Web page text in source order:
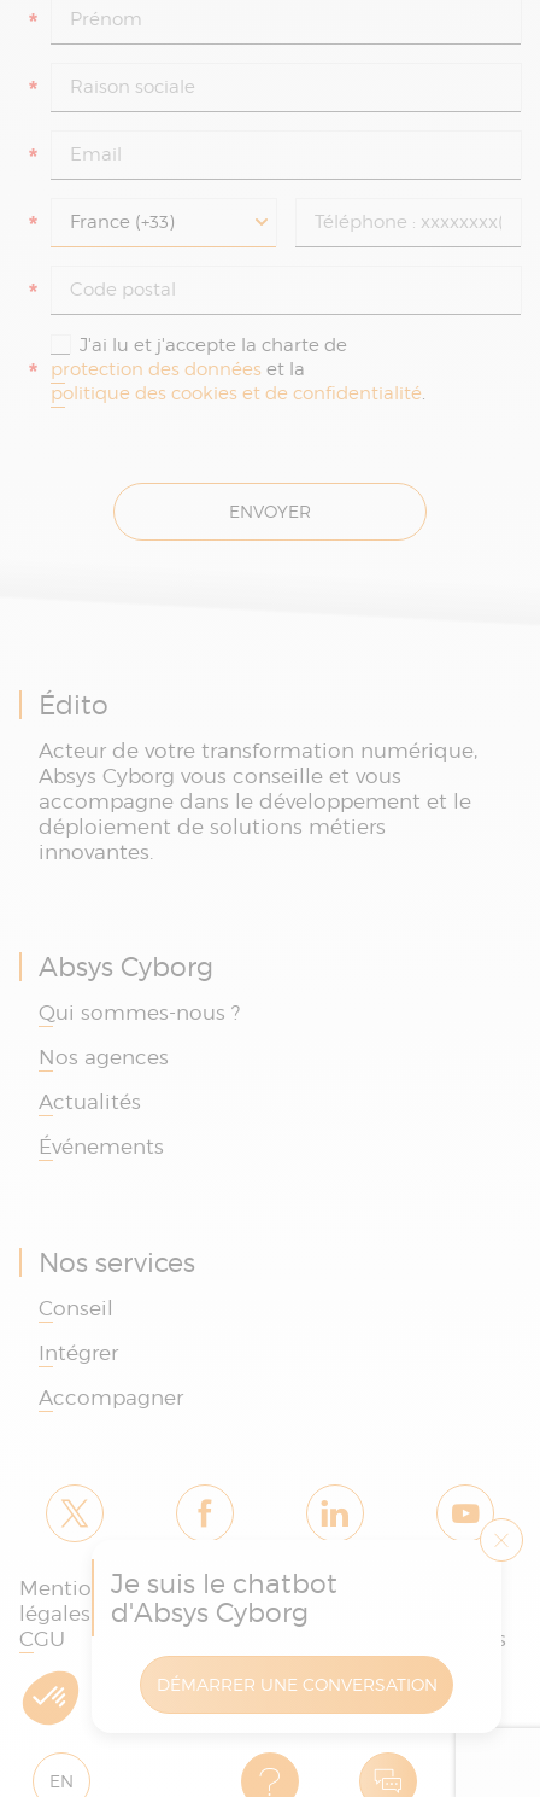
*
*
*
*
*
*
J'ai lu et j'accepte la charte de
protection des données et la
politique des cookies et de confidentialité.
ENVOYER
Édito
Acteur de votre transformation numérique,
Absys Cyborg vous conseille et vous
accompagne dans le développement et le
déploiement de solutions métiers
innovantes.
Absys Cyborg
Qui sommes-nous ?
Nos agences
Actualités
Événements
Nos services
Conseil
Intégrer
Accompagner
Copyright © Absys Cyborg - Tous droits réservés
Mentions
légales et
CGU
Politique des
cookies et de
des données
EN
Je suis le chatbot
d'Absys Cyborg
DÉMARRER UNE CONVERSATION